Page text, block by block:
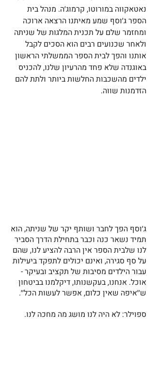
נאטאקווה במורוטו, קרמוג׳ה. מנהל בית
הספר ג׳וסף שמע מאיתנו הרצאה ארוכה
ומחזמר שלם על תכנית המלגות של שניתה
ולאחר שכנועים רבים הוא הסכים לקבל
אותנו והפך לבית הספר הממשלתי הראשון
באוגנדה שלא פחד מהרעיון שלנו, להכניס
ילדים מהשכבות החלשות ביותר ולתת להם
הזדמנות שווה.
ג׳וסף הפך לחבר ושותף יקר של שניתה, הוא
תמיד נשאר כנה וכבר בתחילת הדרך הסביר
לנו שלבית הספר אין הרבה להציע לנו, שהם
על סף סגירה, ואינם יכולים לתפקד ביעילות
עבור הילדים מסיבות של תקציב ובעיקר -
אוכל. אנחנו, בעקשנותו, דיקלמנו בביטחון
ש׳׳איפה שאין כלום, אפשר לעשות הכל׳׳.
ספוילר: לא היה לנו מושג מה מחכה לנו.